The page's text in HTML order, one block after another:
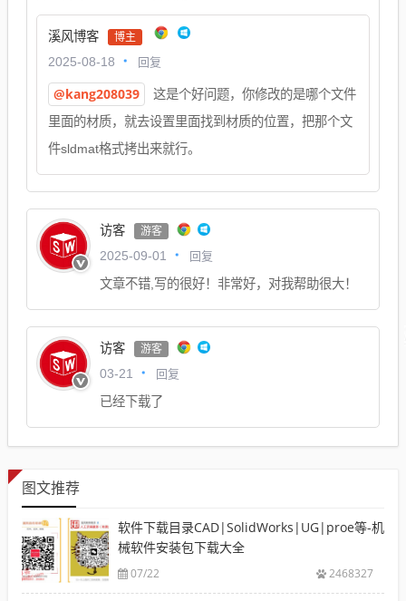
溪风博客 博主
2025-08-18 回复
@kang208039
这是个好问题，你修改的是哪个文件
里面的材质，就去设置里面找到材质的位置，把那个文
件sldmat格式拷出来就行。
访客 游客
2025-09-01 回复
文章不错,写的很好！非常好，对我帮助很大！
访客 游客
03-21 回复
已经下载了
图文推荐
软件下载目录CAD|SolidWorks|UG|proe等-机
械软件安装包下载大全
07/22 2468327